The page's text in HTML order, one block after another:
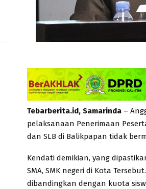
Tebarberita.id, Samarinda –
pelaksanaan Penerimaan
dan SLB di Balikpapan tidak
Kendati demikian, yang
SMA, SMK negeri di Kota
dibandingkan dengan kuota